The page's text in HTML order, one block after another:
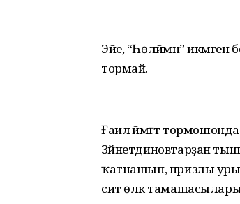
Эйе, “Һөләймән” икмәген
тормай.
Ғаилә йәмәғәт
Зәйнетдиновтарҙан
ҡатнашып, призлы
сит өлкә